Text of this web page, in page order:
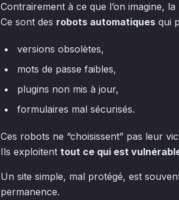
Contrairement à ce que l’on imagine,
Ce sont des robots automatiques qui
versions obsolètes,
mots de passe faibles,
plugins non mis à jour,
formulaires mal sécurisés.
Ces robots ne “choisissent” pas leur
Ils exploitent tout ce qui est
Un site simple, mal protégé, est
permanence.